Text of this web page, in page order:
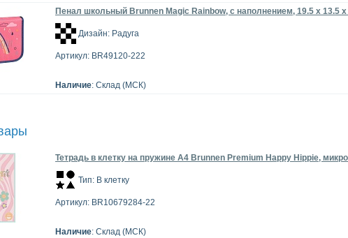
Пенал школьный Brunnen Magic Rainbow, с наполнением, 19.5 х 13.5 х
Дизайн: Радуга
Артикул: BR49120-222
Наличие: Склад (МСК)
Тетрадь в клетку на пружине А4 Brunnen Premium Happy Hippie,
Тип: В клетку
Артикул: BR10679284-22
Наличие: Склад (МСК)